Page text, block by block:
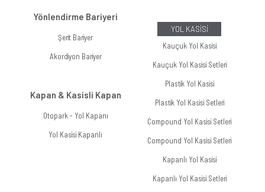
Yönlendirme Bariyeri
Şerit Bariyer
Akordiyon Bariyer
Kapan & Kasisli Kapan
Otopark - Yol Kapanı
Yol Kasisi Kapanlı
YOL KASİSİ
Kauçuk Yol Kasisi
Kauçuk Yol Kasisi Setleri
Plastik Yol Kasisi
Plastik Yol Kasisi Setleri
Compound Yol Kasisi Setleri
Compound Yol Kasisi Setleri
Kapanlı Yol Kasisi
Kapanlı Yol Kasisi Setleri